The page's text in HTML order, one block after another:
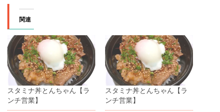
関連
スタミナ丼とんちゃん【ラ
ンチ営業】
スタミナ丼とんちゃん【ラ
ンチ営業】